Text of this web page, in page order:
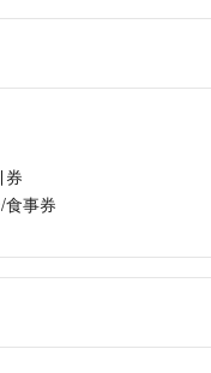
券
食事券